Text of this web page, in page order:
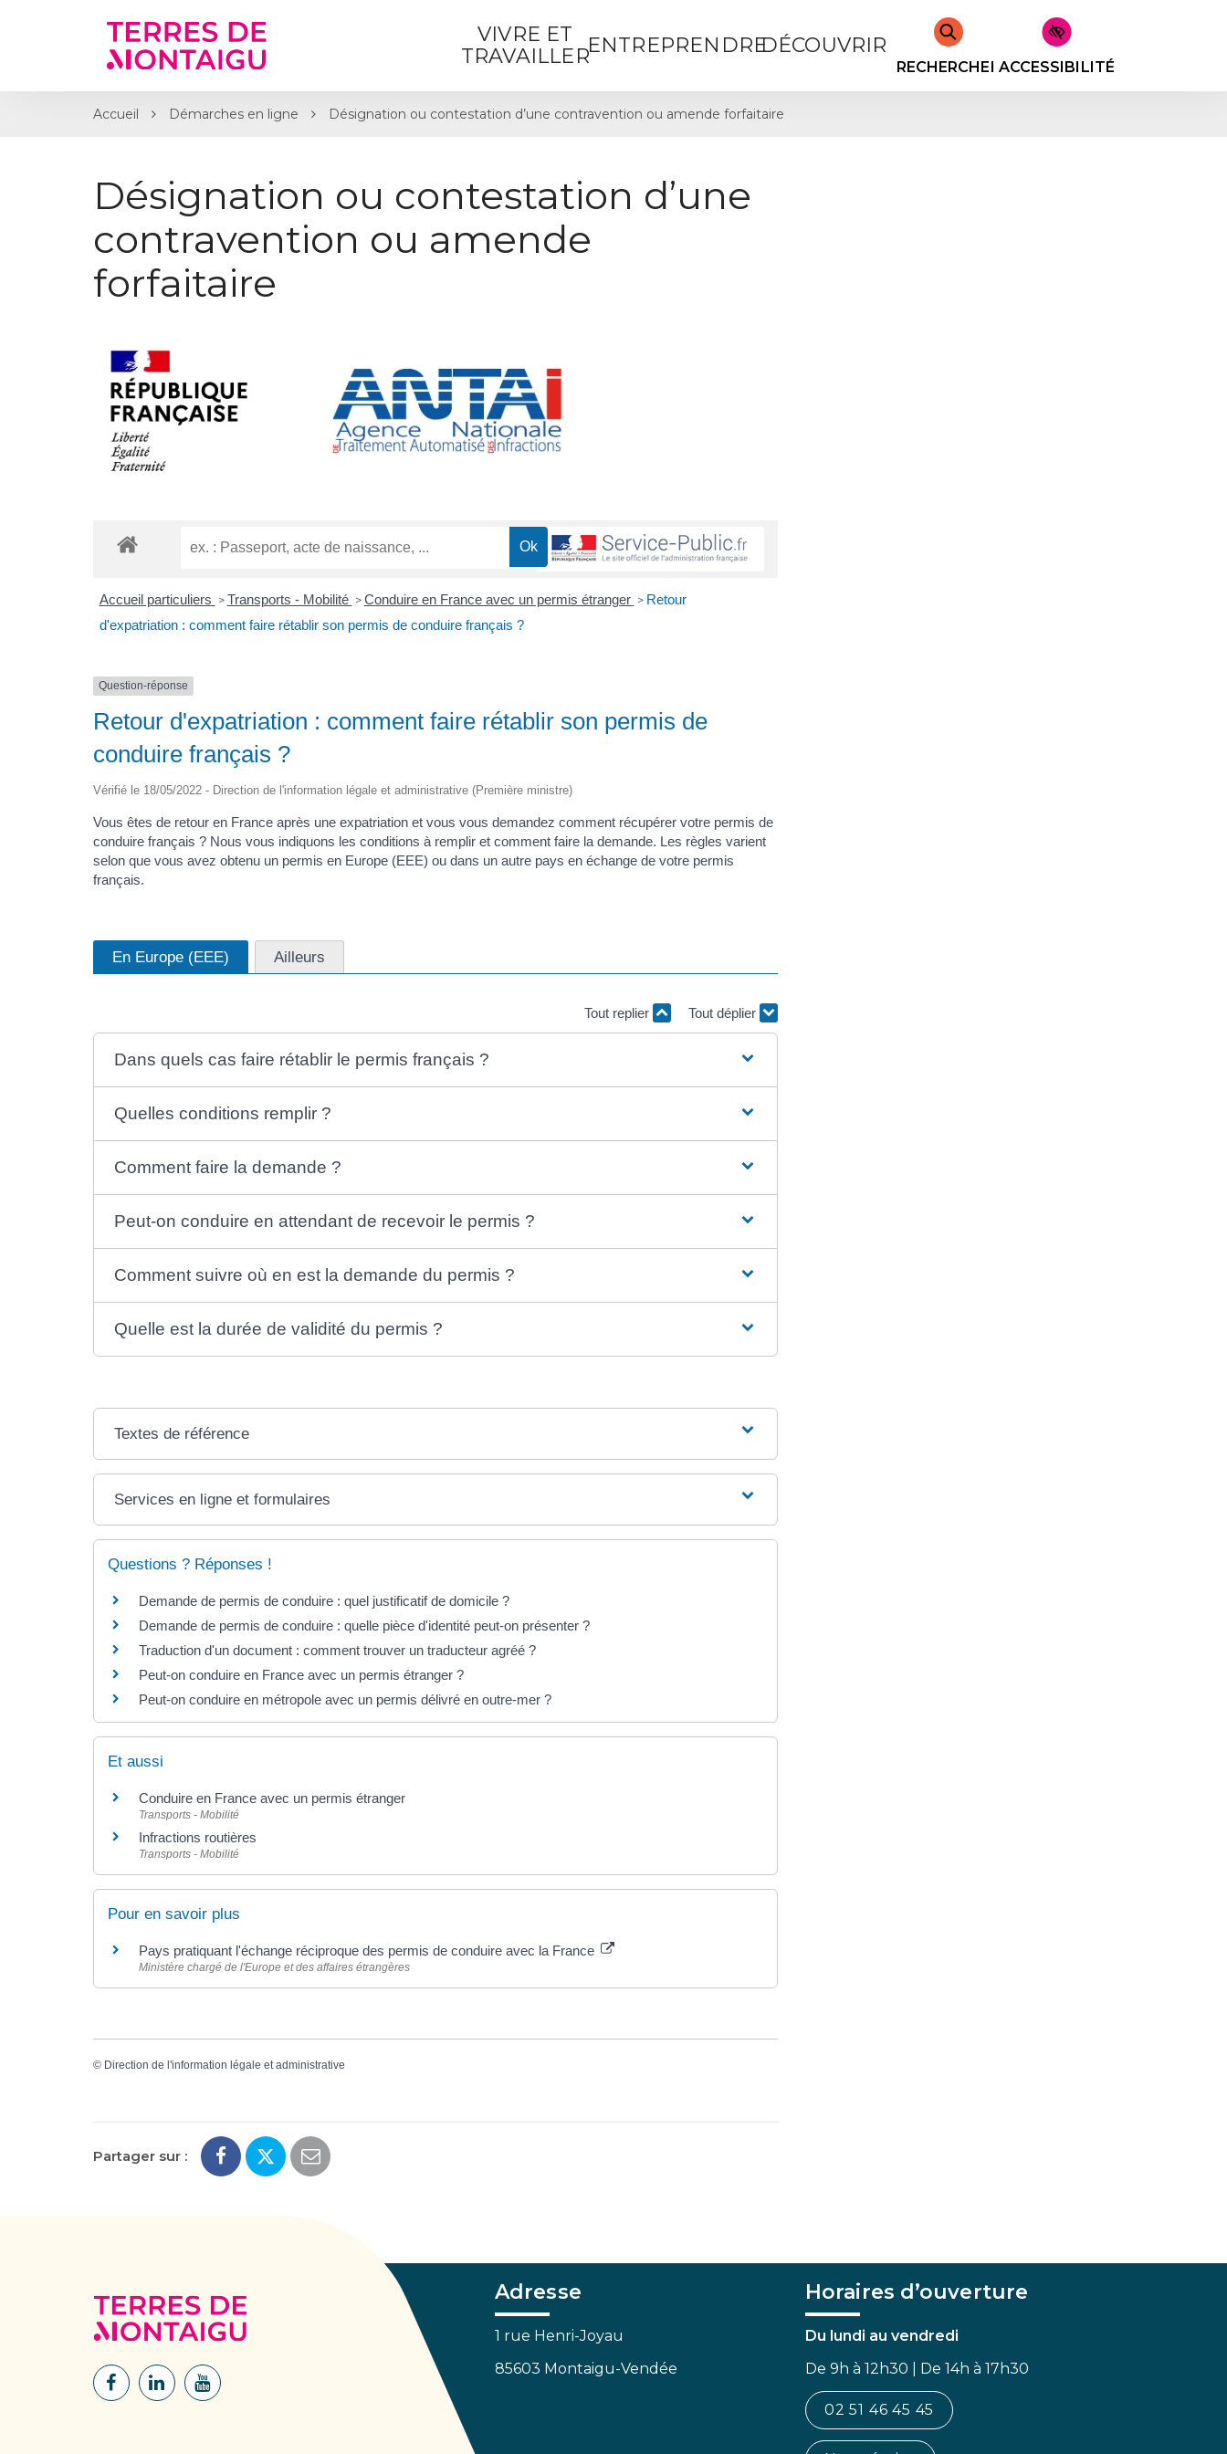
VIVRE ET
TRAVAILLERENTREPRENDREDÉCOUVRIR
RECHERCHERACCESSIBILITÉ
Accueil Démarches en ligne Désignation ou contestation d’une contravention ou amende forfaitaire
Désignation ou contestation d’une
contravention ou amende
forfaitaire
Accueil particuliers > Transports - Mobilité > Conduire en France avec un permis étranger > Retour
d'expatriation : comment faire rétablir son permis de conduire français ?
Question-réponse
Retour d'expatriation : comment faire rétablir son permis de
conduire français ?
Vérifié le 18/05/2022 - Direction de l'information légale et administrative (Première ministre)
Vous êtes de retour en France après une expatriation et vous vous demandez comment récupérer votre permis de
conduire français ? Nous vous indiquons les conditions à remplir et comment faire la demande. Les règles varient
selon que vous avez obtenu un permis en Europe (EEE) ou dans un autre pays en échange de votre permis
français.
En Europe (EEE) Ailleurs
Tout replier Tout déplier
Dans quels cas faire rétablir le permis français ?
Quelles conditions remplir ?
Comment faire la demande ?
Peut-on conduire en attendant de recevoir le permis ?
Comment suivre où en est la demande du permis ?
Quelle est la durée de validité du permis ?
Textes de référence
Services en ligne et formulaires
Questions ? Réponses !
Demande de permis de conduire : quel justificatif de domicile ?
Demande de permis de conduire : quelle pièce d'identité peut-on présenter ?
Traduction d'un document : comment trouver un traducteur agréé ?
Peut-on conduire en France avec un permis étranger ?
Peut-on conduire en métropole avec un permis délivré en outre-mer ?
Et aussi
Conduire en France avec un permis étranger
Transports - Mobilité
Infractions routières
Transports - Mobilité
Pour en savoir plus
Pays pratiquant l'échange réciproque des permis de conduire avec la France
Ministère chargé de l'Europe et des affaires étrangères
© Direction de l'information légale et administrative
Partager sur :
Lien
Lien
Lien
Adresse
1 rue Henri-Joyau
85603 Montaigu-Vendée
Horaires d’ouverture
Du lundi au vendredi
De 9h à 12h30 | De 14h à 17h30
02 51 46 45 45